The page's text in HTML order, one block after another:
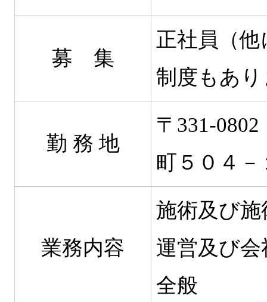
募 集
正社員（
制度もあ
勤 務 地
〒331-
町５０４－
業務内容
施術及び
運営及び
全般